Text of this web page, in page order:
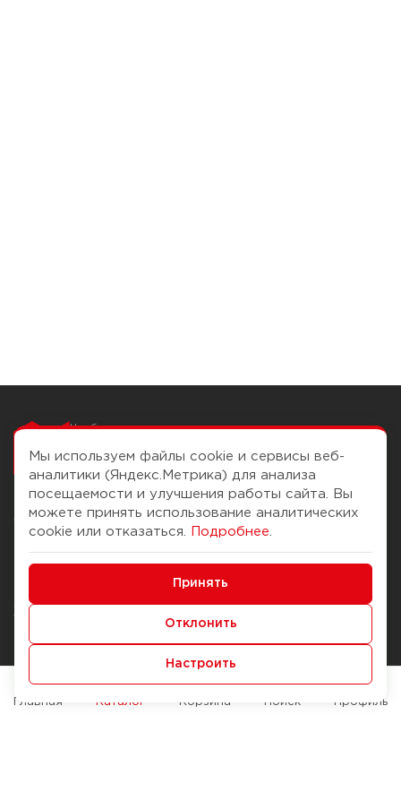
Чтобы вам легко
О компании
История Компании
Журнал
Наши марки
Брендирование
Помощь
Доставка и оплата
Способы оплаты
Служба контроля качества
Мы используем файлы cookie и сервисы веб-
аналитики (Яндекс.Метрика) для анализа
посещаемости и улучшения работы сайта. Вы
можете принять использование аналитических
cookie или отказаться.
Подробнее
Принять
Отклонить
Настроить
Главная Каталог Корзина Поиск Профиль